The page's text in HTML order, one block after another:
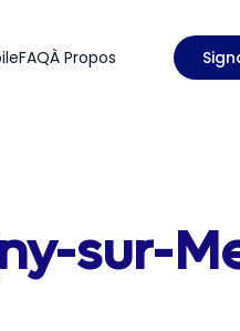
FAQÀ Propos
sur-